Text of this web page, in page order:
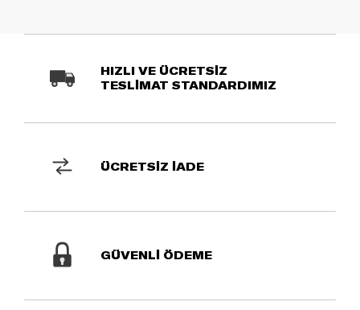
HIZLI VE ÜCRETSİZ
TESLİMAT STANDARDIMIZ
ÜCRETSİZ İADE
GÜVENLİ ÖDEME